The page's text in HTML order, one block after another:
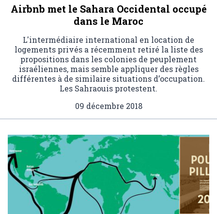
Airbnb met le Sahara Occidental occupé
dans le Maroc
L'intermédiaire international en location de
logements privés a récemment retiré la liste des
propositions dans les colonies de peuplement
israéliennes, mais semble appliquer des règles
différentes à de similaire situations d’occupation.
Les Sahraouis protestent.
09 décembre 2018